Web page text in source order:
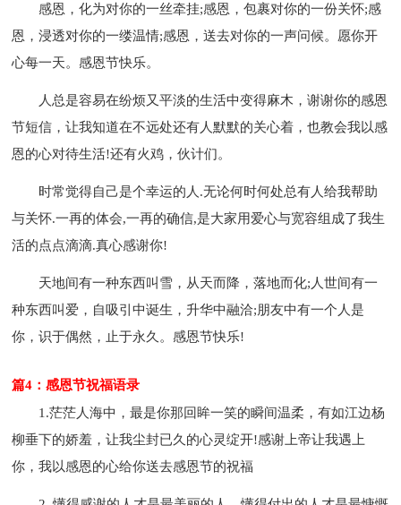
感恩，化为对你的一丝牵挂;感恩，包裹对你的一份关怀;感
恩，浸透对你的一缕温情;感恩，送去对你的一声问候。愿你开
心每一天。感恩节快乐。
人总是容易在纷烦又平淡的生活中变得麻木，谢谢你的感恩
节短信，让我知道在不远处还有人默默的关心着，也教会我以感
恩的心对待生活!还有火鸡，伙计们。
时常觉得自己是个幸运的人.无论何时何处总有人给我帮助
与关怀.一再的体会,一再的确信,是大家用爱心与宽容组成了我生
活的点点滴滴.真心感谢你!
天地间有一种东西叫雪，从天而降，落地而化;人世间有一
种东西叫爱，自吸引中诞生，升华中融洽;朋友中有一个人是
你，识于偶然，止于永久。感恩节快乐!
篇4：感恩节祝福语录
1.茫茫人海中，最是你那回眸一笑的瞬间温柔，有如江边杨
柳垂下的娇羞，让我尘封已久的心灵绽开!感谢上帝让我遇上
你，我以感恩的心给你送去感恩节的祝福